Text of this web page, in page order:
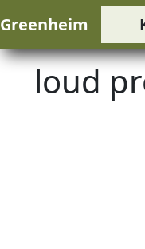
Greenheim
loud